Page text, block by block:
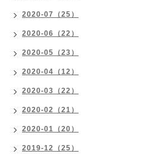
2020-07（25）
2020-06（22）
2020-05（23）
2020-04（12）
2020-03（22）
2020-02（21）
2020-01（20）
2019-12（25）